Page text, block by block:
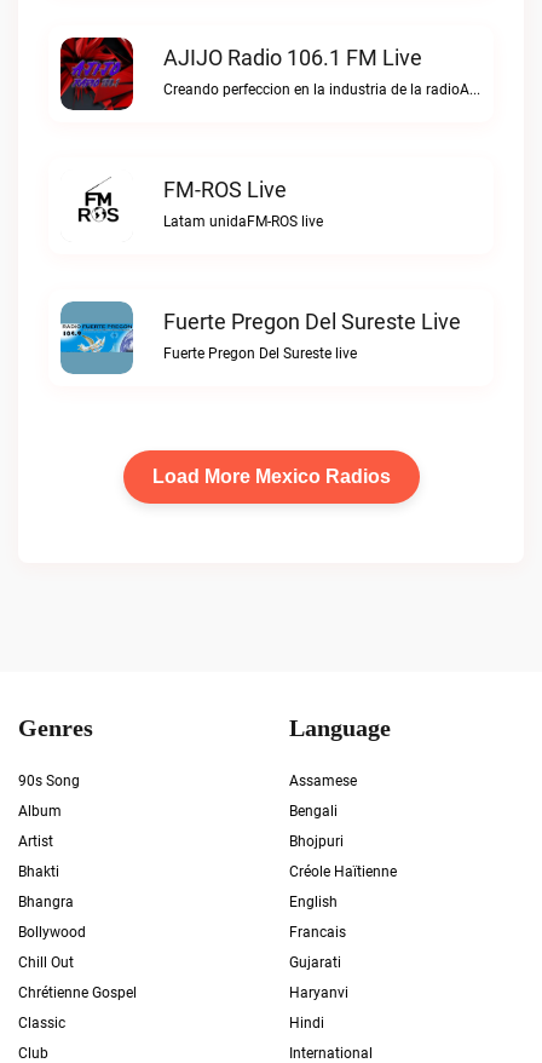
AJIJO Radio 106.1 FM Live
Creando perfeccion en la industria de la radioAJIJO Radio 106.1 FM live
FM-ROS Live
Latam unidaFM-ROS live
Fuerte Pregon Del Sureste Live
Fuerte Pregon Del Sureste live
Load More Mexico Radios
Genres
90s Song
Album
Artist
Bhakti
Bhangra
Bollywood
Chill Out
Chrétienne Gospel
Classic
Club
Language
Assamese
Bengali
Bhojpuri
Créole Haïtienne
English
Francais
Gujarati
Haryanvi
Hindi
International